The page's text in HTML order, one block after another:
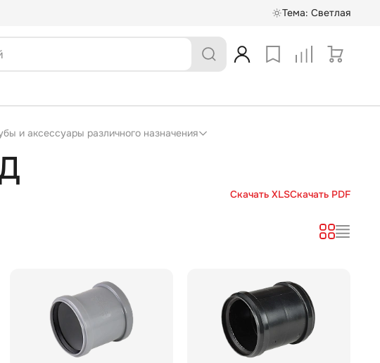
Тема: Светлая
и аксессуары различного назначения
Скачать XLSСкачать PDF